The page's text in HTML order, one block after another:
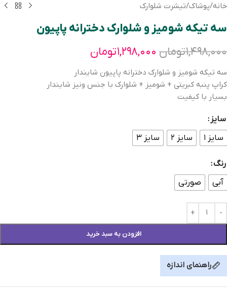
خانه/پوشاک/تیشرت شلوارک
سه تیکه شومیز و شلوارک دخترانه پاپیون
۱,۴۹۸,۰۰۰تومان ۱,۲۹۸,۰۰۰تومان
سه تیکه شومیز و شلوارک دخترانه پاپیون شایندار
کراپ پنبه کبریتی + شومیز + شلوارک با جنس ونیز شایندار
بسیار با کیفیت
سایز
سایز ۱
سایز ۲ سایز ۳
رنگ
آبی
صورتی
افزودن به سبد خرید
راهنمای اندازه